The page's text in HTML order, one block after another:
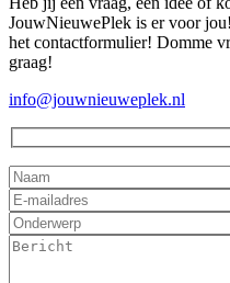
JouwNieuwePlek is er voor
het contactformulier! Domme
graag!
info@jouwnieuweplek.nl